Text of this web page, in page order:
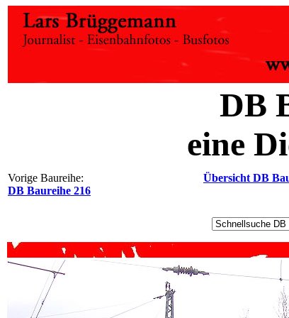
DB
eine
Vorige Baureihe:
DB Baureihe 216
Übersicht DB